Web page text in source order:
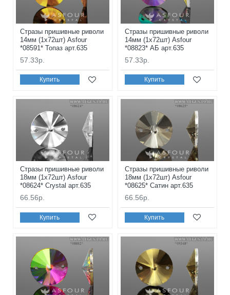
Стразы пришивные риволи
14мм (1x72шт) Asfour
*08591* Топаз арт.635
57.33р.
Купить
Стразы пришивные риволи
14мм (1x72шт) Asfour
*08823* АБ арт.635
57.33р.
Купить
Стразы пришивные риволи
18мм (1x72шт) Asfour
*08624* Crystal арт.635
66.56р.
Купить
Стразы пришивные риволи
18мм (1x72шт) Asfour
*08625* Сатин арт.635
66.56р.
Купить